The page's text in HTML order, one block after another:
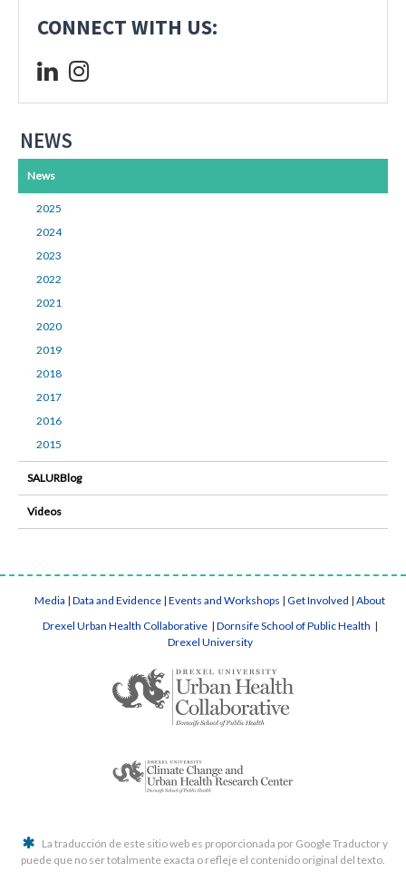
CONNECT WITH US:
NEWS
News
2025
2024
2023
2022
2021
2020
2019
2018
2017
2016
2015
SALURBlog
Videos
Media | Data and Evidence | Events and Workshops | Get Involved | About
Drexel Urban Health Collaborative | Dornsife School of Public Health |
Drexel University
La traducción de este sitio web es proporcionada por Google Traductor y
puede que no ser totalmente exacta o refleje el contenido original del texto.